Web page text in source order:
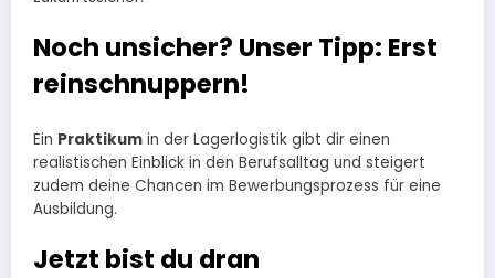
Noch unsicher? Unser Tipp: Erst
reinschnuppern!
Ein Praktikum in der Lagerlogistik gibt dir einen
realistischen Einblick in den Berufsalltag und steigert
zudem deine Chancen im Bewerbungsprozess für eine
Ausbildung.
Jetzt bist du dran